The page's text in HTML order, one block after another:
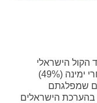
הישראלי
לחודש נובמבר מגלה כי כמחצית מבוחרי ימינה (49%)
(48%) מעוניינים שמפלגתם
בהערכת הישראלים